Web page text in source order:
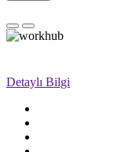
Detaylı Bilgi